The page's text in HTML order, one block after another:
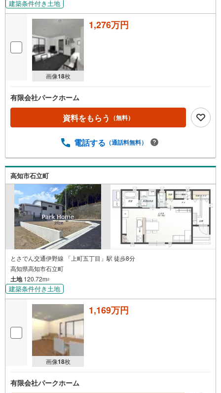
建築条件付き土地
画像18枚
1,276万円
有限会社パークホーム
資料をもらう （無料）
電話する （通話料無料）
高知市石立町
とさでん交通伊野線 「上町五丁目」駅 徒歩8分
高知県高知市石立町
土地120.72m2
建築条件付き土地
画像18枚
1,169万円
有限会社パークホーム